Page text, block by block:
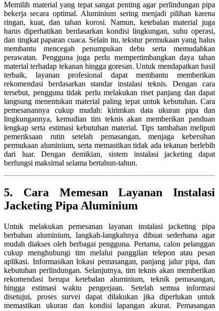
Memilih material yang tepat sangat penting agar perlindungan pipa
bekerja secara optimal. Aluminium sering menjadi pilihan karena
ringan, kuat, dan tahan korosi. Namun, ketebalan material juga
harus diperhatikan berdasarkan kondisi lingkungan, suhu operasi,
dan tingkat paparan cuaca. Selain itu, tekstur permukaan yang halus
membantu mencegah penumpukan debu serta memudahkan
perawatan. Pengguna juga perlu mempertimbangkan daya tahan
material terhadap tekanan hingga goresan. Untuk mendapatkan hasil
terbaik, layanan profesional dapat membantu memberikan
rekomendasi berdasarkan standar instalasi teknis. Dengan cara
tersebut, pengguna tidak perlu melakukan riset panjang dan dapat
langsung menentukan material paling tepat untuk kebutuhan. Cara
pemesanannya cukup mudah: kirimkan data ukuran pipa dan
lingkungannya, kemudian tim teknis akan memberikan panduan
lengkap serta estimasi kebutuhan material. Tips tambahan meliputi
pemeriksaan rutin setelah pemasangan, menjaga kebersihan
permukaan aluminium, serta memastikan tidak ada tekanan berlebih
dari luar. Dengan demikian, sistem instalasi jacketing dapat
berfungsi maksimal selama bertahun-tahun.
5. Cara Memesan Layanan Instalasi
Jacketing Pipa Aluminium
Untuk melakukan pemesanan layanan instalasi jacketing pipa
berbahan aluminium, langkah-langkahnya dibuat sederhana agar
mudah diakses oleh berbagai pengguna. Pertama, calon pelanggan
cukup menghubungi tim melalui panggilan telepon atau pesan
aplikasi. Informasikan lokasi pemasangan, panjang jalur pipa, dan
kebutuhan perlindungan. Selanjutnya, tim teknis akan memberikan
rekomendasi berupa ketebalan aluminium, teknik pemasangan,
hingga estimasi waktu pengerjaan. Setelah semua informasi
disetujui, proses survei dapat dilakukan jika diperlukan untuk
memastikan ukuran dan kondisi lapangan akurat. Pemasangan